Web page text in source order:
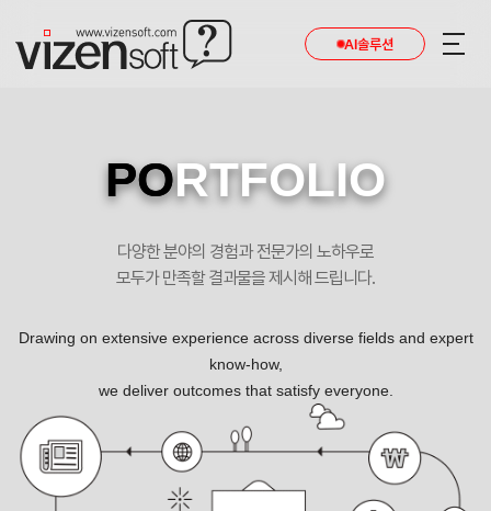
AI솔루션
PORTFOLIO
다양한 분야의 경험과 전문가의 노하우로
모두가 만족할 결과물을 제시해 드립니다.
Drawing on extensive experience across diverse fields and expert
know-how,
we deliver outcomes that satisfy everyone.